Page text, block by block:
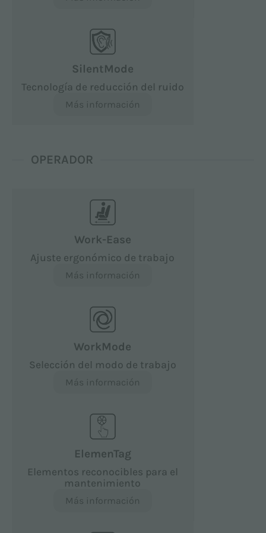
SilentMode
Tecnología de reducción del ruido
Más información
OPERADOR
Work-Ease
Ajuste ergonómico de trabajo
Más información
WorkMode
Selección del modo de trabajo
Más información
ElemenTag
Elementos reconocibles para el
mantenimiento
Más información